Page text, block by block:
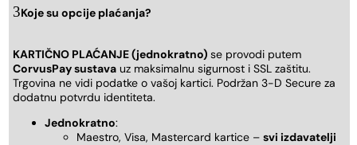
Koje su opcije plaćanja?
KARTIČNO PLAĆANJE (jednokratno) se provodi putem
CorvusPay sustava uz maksimalnu sigurnost i SSL zaštitu.
Trgovina ne vidi podatke o vašoj kartici. Podržan 3-D Secure za
dodatnu potvrdu identiteta.
Jednokratno:
Maestro, Visa, Mastercard kartice – svi izdavatelji